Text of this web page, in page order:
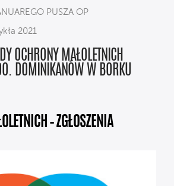
PUSZA OP
2021
OCHRONY MAŁOLETNICH
DOMINIKANÓW W BORKU
– ZGŁOSZENIA